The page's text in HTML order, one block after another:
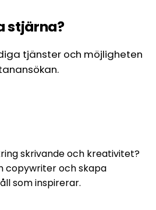
stjärna?
tjänster och möjligheten
skrivande och kreativitet?
copywriter och skapa
som inspirerar.